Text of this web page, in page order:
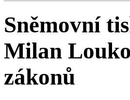
Sněmovní
Milan
zákonů